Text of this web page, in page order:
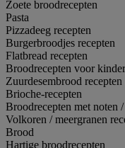
Zoete broodrecepten
Pasta
Pizzadeeg recepten
Burgerbroodjes recepten
Flatbread recepten
Broodrecepten voor
Zuurdesembrood recepten
Brioche-recepten
Broodrecepten met noten
Volkoren / meergranen
Brood
Hartige broodrecepten